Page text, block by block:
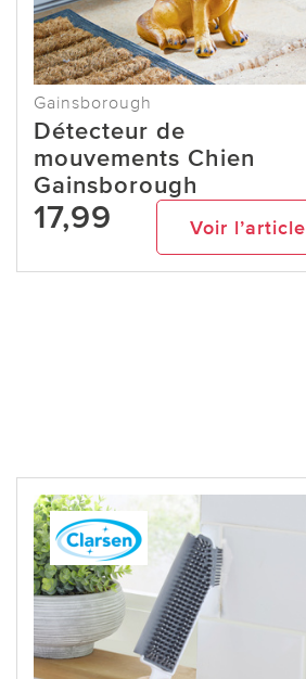
Gainsborough
Détecteur de
mouvements Chien
Gainsborough
17,99 Voir l’article